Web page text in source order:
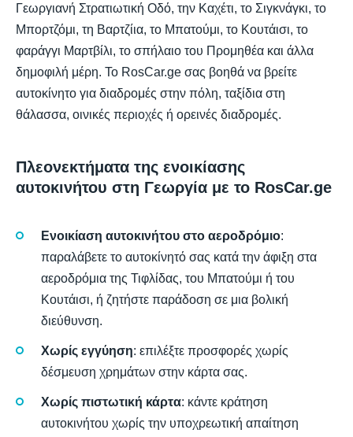
Γεωργιανή Στρατιωτική Οδό, την Καχέτι, το Σιγκνάγκι, το
Μπορτζόμι, τη Βαρτζίια, το Μπατούμι, το Κουτάισι, το
φαράγγι Μαρτβίλι, το σπήλαιο του Προμηθέα και άλλα
δημοφιλή μέρη. Το RosCar.ge σας βοηθά να βρείτε
αυτοκίνητο για διαδρομές στην πόλη, ταξίδια στη
θάλασσα, οινικές περιοχές ή ορεινές διαδρομές.
Πλεονεκτήματα της ενοικίασης
αυτοκινήτου στη Γεωργία με το RosCar.ge
Ενοικίαση αυτοκινήτου στο αεροδρόμιο:
παραλάβετε το αυτοκίνητό σας κατά την άφιξη στα
αεροδρόμια της Τιφλίδας, του Μπατούμι ή του
Κουτάισι, ή ζητήστε παράδοση σε μια βολική
διεύθυνση.
Χωρίς εγγύηση: επιλέξτε προσφορές χωρίς
δέσμευση χρημάτων στην κάρτα σας.
Χωρίς πιστωτική κάρτα: κάντε κράτηση
αυτοκινήτου χωρίς την υποχρεωτική απαίτηση